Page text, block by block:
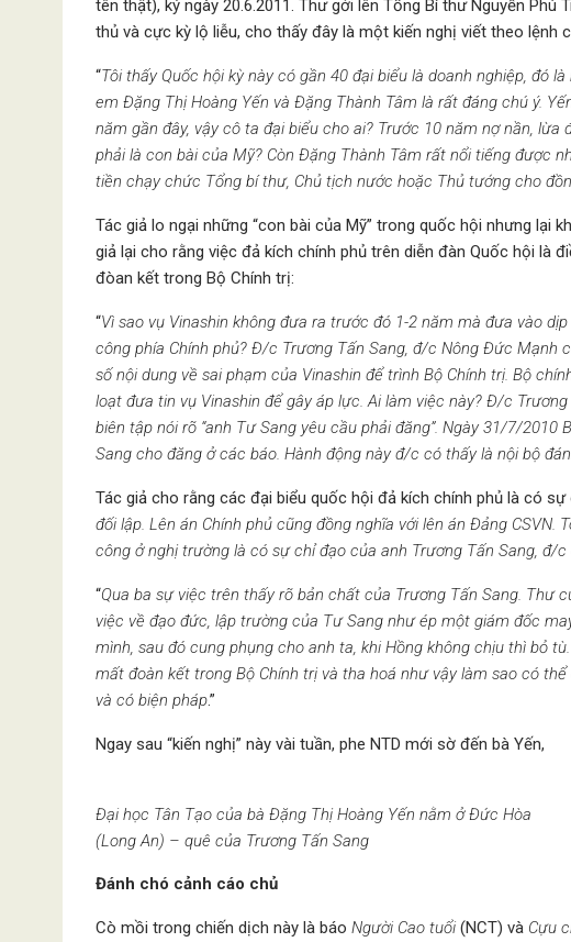
tên thật), ký ngày 20.6.2011. Thư gởi lên Tổng Bí thư Nguyễn Phú
thủ và cực kỳ lộ liễu, cho thấy đây là một kiến nghị viết theo lệnh
“Tôi thấy Quốc hội kỳ này có gần 40 đại biểu là doanh nghiệp, đó
em Đặng Thị Hoàng Yến và Đặng Thành Tâm là rất đáng chú ý.
năm gần đây, vậy cô ta đại biểu cho ai? Trước 10 năm nợ nần,
phải là con bài của Mỹ? Còn Đặng Thành Tâm rất nổi tiếng được
tiền chạy chức Tổng bí thư, Chủ tịch nước hoặc Thủ tướng cho
Tác giả lo ngại những “con bài của Mỹ” trong quốc hội nhưng lại
giả lại cho rằng việc đả kích chính phủ trên diễn đàn Quốc hội là
đòan kết trong Bộ Chính trị:
“Vì sao vụ Vinashin không đưa ra trước đó 1-2 năm mà đưa vào
công phía Chính phủ? Đ/c Trương Tấn Sang, đ/c Nông Đức Mạnh
số nội dung về sai phạm của Vinashin để trình Bộ Chính trị. Bộ
loạt đưa tin vụ Vinashin để gây áp lực. Ai làm việc này? Đ/c
biên tập nói rõ “anh Tư Sang yêu cầu phải đăng”. Ngày 31/7/
Sang cho đăng ở các báo. Hành động này đ/c có thấy là nội bộ
Tác giả cho rằng các đại biểu quốc hội đả kích chính phủ là có sự
đối lập. Lên án Chính phủ cũng đồng nghĩa với lên án Đảng CSVN.
công ở nghị trường là có sự chỉ đạo của anh Trương Tấn Sang, đ/c
“Qua ba sự việc trên thấy rõ bản chất của Trương Tấn Sang. Thư
việc về đạo đức, lập trường của Tư Sang như ép một giám đốc
mình, sau đó cung phụng cho anh ta, khi Hồng không chịu thì bỏ
mất đoàn kết trong Bộ Chính trị và tha hoá như vậy làm sao có
và có biện pháp.”
Ngay sau “kiến nghị” này vài tuần, phe NTD mới sờ đến bà Yến,
Đại học Tân Tạo của bà Đặng Thị Hoàng Yến nằm ở Đức Hòa
(Long An) – quê của Trương Tấn Sang
Đánh chó cảnh cáo chủ
Cò mồi trong chiến dịch này là báo Người Cao tuổi (NCT) và Cựu